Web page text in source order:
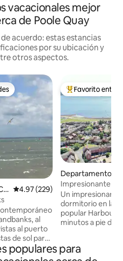
vacacionales mejor
de Poole Quay
acuerdo: estas estancias
por su ubicación y
otros aspectos.
entre huéspedes
Calificación promedio: 4.97 de
4.97 (229)
al
al puerto
de sol para
amantes de
De los mejores
Favorito entre
Departamento
Impresionante
aparcamiento, a
muelle
Un
dormitorio en la
popular
minutos a pie del
comedor y
populares para